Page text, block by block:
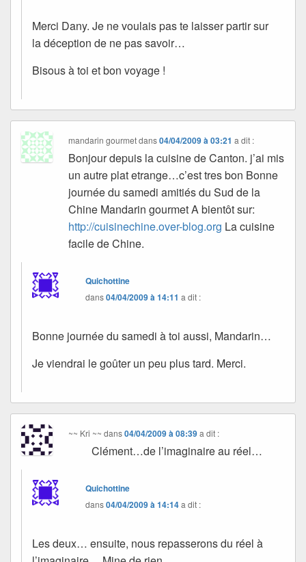
Merci Dany. Je ne voulais pas te laisser partir sur
la déception de ne pas savoir…
Bisous à toi et bon voyage !
mandarin gourmetdans04/04/2009 à 03:21 a dit :
Bonjour depuis la cuisine de Canton. j’ai mis
un autre plat etrange…c’est tres bon Bonne
journée du samedi amitiés du Sud de la
Chine Mandarin gourmet A bientôt sur:
http://cuisinechine.over-blog.org La cuisine
facile de Chine.
Quichottine
dans04/04/2009 à 14:11 a dit :
Bonne journée du samedi à toi aussi, Mandarin…
Je viendrai le goûter un peu plus tard. Merci.
~~ Kri ~~ dans04/04/2009 à 08:39 a dit :
Clément…de l’imaginaire au réel…
Quichottine
dans04/04/2009 à 14:14a dit :
Les deux… ensuite, nous repasserons du réel à